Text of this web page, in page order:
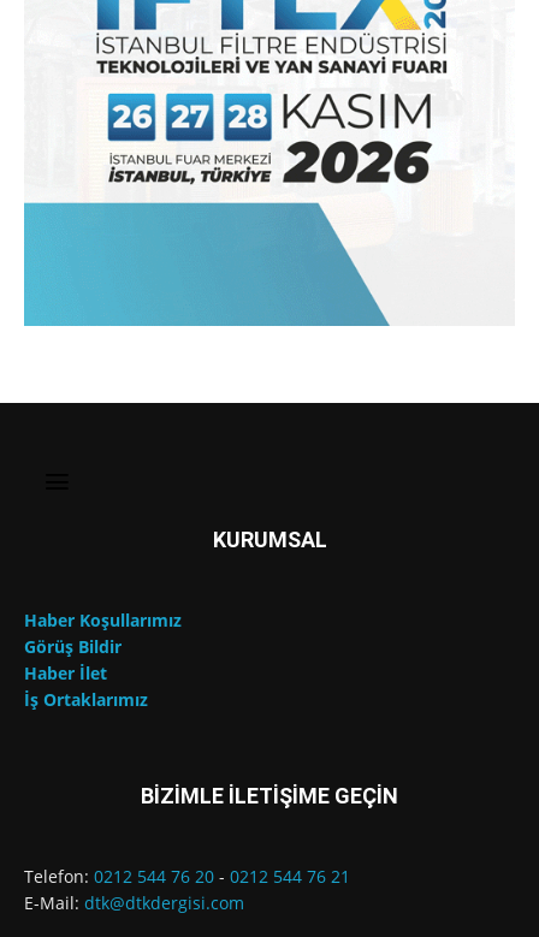
KURUMSAL
Haber Koşullarımız
Görüş Bildir
Haber İlet
İş Ortaklarımız
BİZİMLE İLETİŞİME GEÇİN
Telefon: 0212 544 76 20 - 0212 544 76 21
E-Mail: dtk@dtkdergisi.com